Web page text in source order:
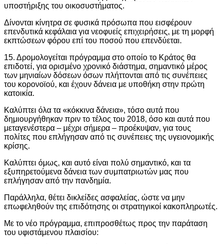
υποστήριξης του οικοσυστήματος.
Δίνονται κίνητρα σε φυσικά πρόσωπα που εισφέρουν
επενδυτικά κεφάλαια για νεοφυείς επιχειρήσεις, με τη μορφή
εκπτώσεων φόρου επί του ποσού που επενδύεται.
15. Δρομολογείται πρόγραμμα στο οποίο το Κράτος θα
επιδοτεί, για ορισμένο χρονικό διάστημα, σημαντικό μέρος
των μηνιαίων δόσεων όσων πλήττονται από τις συνέπειες
του κορονοϊού, και έχουν δάνεια με υποθήκη στην πρώτη
κατοικία.
Καλύπτει όλα τα «κόκκινα δάνεια», τόσο αυτά που
δημιουργήθηκαν πριν το τέλος του 2018, όσο και αυτά που
μεταγενέστερα – μέχρι σήμερα – προέκυψαν, για τους
πολίτες που επλήγησαν από τις συνέπειες της υγειονομικής
κρίσης.
Καλύπτει όμως, και αυτό είναι πολύ σημαντικό, και τα
εξυπηρετούμενα δάνεια των συμπατριωτών μας που
επλήγησαν από την πανδημία.
Παράλληλα, θέτει δικλείδες ασφαλείας, ώστε να μην
επωφεληθούν της επιδότησης οι στρατηγικοί κακοπληρωτές.
Με το νέο πρόγραμμα, επιπροσθέτως προς την παράταση
του υφιστάμενου πλαισίου: